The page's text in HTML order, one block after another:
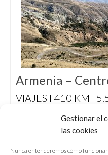
Gestionar el
las cookies
Nunca entenderemos cómo
Armenia –
VIAJES I 410 KM I
bicicletas de
semana por la
excusa de participar